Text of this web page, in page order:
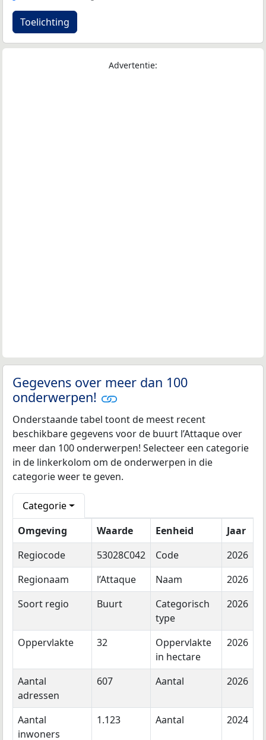
Toelichting
Advertentie:
Gegevens over meer dan 100
onderwerpen!
Onderstaande tabel toont de meest recent
beschikbare gegevens voor de buurt l’Attaque over
meer dan 100 onderwerpen! Selecteer een categorie
in de linkerkolom om de onderwerpen in die
categorie weer te geven.
Categorie
Omgeving
Waarde Eenheid
Jaar
Regiocode
53028C042 Code
2026
Regionaam
l’Attaque Naam
2026
Soort regio
Buurt
Categorisch
type
2026
Oppervlakte 32
Oppervlakte
in hectare
2026
Aantal
adressen
607 Aantal 2026
Aantal
inwoners
1.123 Aantal 2024